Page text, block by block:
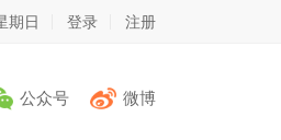
期日 登录 注册
公众号 微博